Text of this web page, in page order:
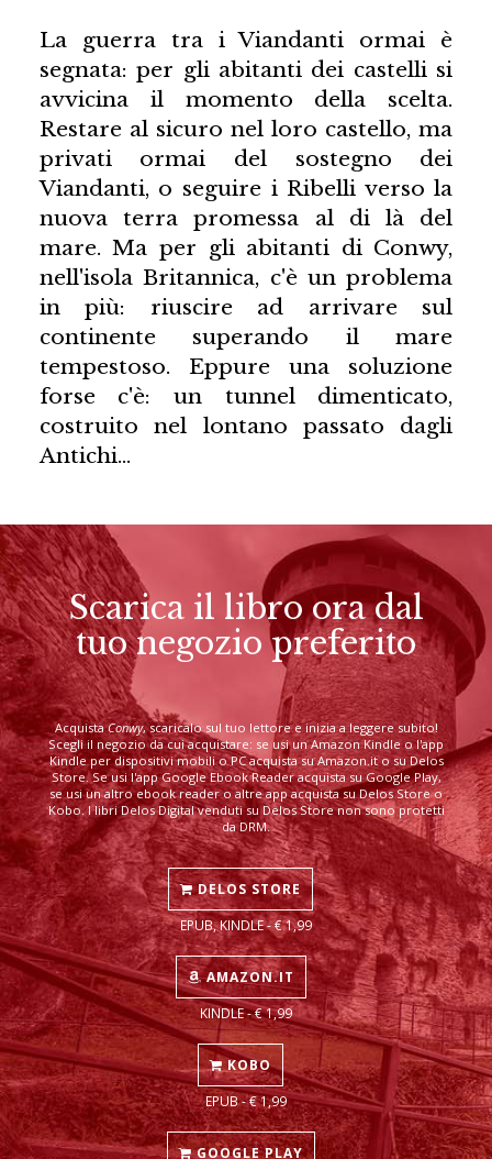
La guerra tra i Viandanti ormai è
segnata: per gli abitanti dei castelli si
avvicina il momento della scelta.
Restare al sicuro nel loro castello, ma
privati ormai del sostegno dei
Viandanti, o seguire i Ribelli verso la
nuova terra promessa al di là del
mare. Ma per gli abitanti di Conwy,
nell'isola Britannica, c'è un problema
in più: riuscire ad arrivare sul
continente superando il mare
tempestoso. Eppure una soluzione
forse c'è: un tunnel dimenticato,
costruito nel lontano passato dagli
Antichi…
Scarica il libro ora dal
tuo negozio preferito
AcquistaConwy, scaricalo sul tuo lettore e inizia a leggere subito!
Scegli il negozio da cui acquistare: se usi un Amazon Kindle o l'app
Kindle per dispositivi mobili o PC acquista su Amazon.it o su Delos
Store. Se usi l'app Google Ebook Reader acquista su Google Play,
se usi un altro ebook reader o altre app acquista su Delos Store o
Kobo. I libri Delos Digital venduti su Delos Store non sono protetti
da DRM.
DELOS STORE
EPUB, KINDLE - € 1,99
AMAZON.IT
KINDLE - € 1,99
KOBO
EPUB - € 1,99
GOOGLE PLAY